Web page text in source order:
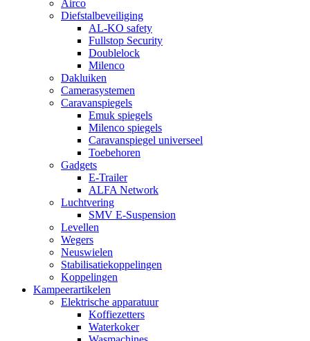
Airco
Diefstalbeveiliging
AL-KO safety
Fullstop Security
Doublelock
Milenco
Dakluiken
Camerasystemen
Caravanspiegels
Emuk spiegels
Milenco spiegels
Caravanspiegel universeel
Toebehoren
Gadgets
E-Trailer
ALFA Network
Luchtvering
SMV E-Suspension
Levellen
Wegers
Neuswielen
Stabilisatiekoppelingen
Koppelingen
Kampeerartikelen
Elektrische apparatuur
Koffiezetters
Waterkoker